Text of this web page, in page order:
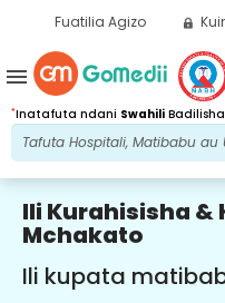
Fuatilia Agizo
*Inatafuta ndani Swahili
menu
Ili Kurahisisha &
Mchakato
Ili kupata